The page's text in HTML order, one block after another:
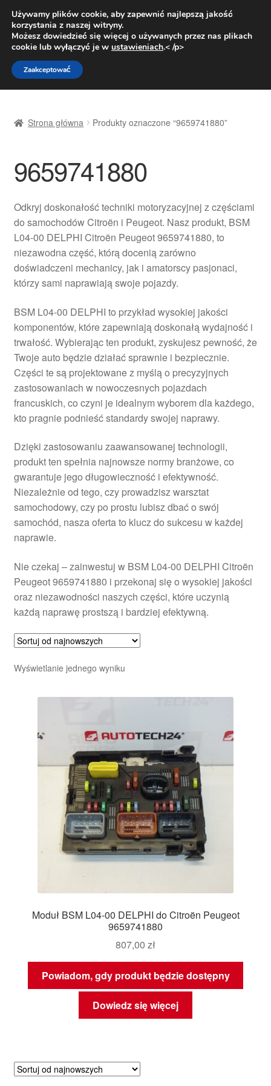
DOSTAWA od 31 zł
Pn.-pt. 9:00-16:00800 003 167
Przejdź
do
nawigacji
Przejdź
do
treści
Dostawa
Dostawa na cały świat
Moje konto
O nas
Płatności
Polityka prywatności
Procedura reklamacyjna
Skarga
Wózek
Zamówienia
Zasady i warunki
Strona główna Produkty oznaczone “9659741880”
9659741880
Odkryj doskonałość techniki motoryzacyjnej z częściami
do samochodów Citroën i Peugeot. Nasz produkt, BSM
L04-00 DELPHI Citroën Peugeot 9659741880, to
niezawodna część, którą docenią zarówno
doświadczeni mechanicy, jak i amatorscy pasjonaci,
którzy sami naprawiają swoje pojazdy.
BSM L04-00 DELPHI to przykład wysokiej jakości
komponentów, które zapewniają doskonałą wydajność i
trwałość. Wybierając ten produkt, zyskujesz pewność, że
Twoje auto będzie działać sprawnie i bezpiecznie.
Części te są projektowane z myślą o precyzyjnych
zastosowaniach w nowoczesnych pojazdach
francuskich, co czyni je idealnym wyborem dla każdego,
kto pragnie podnieść standardy swojej naprawy.
Dzięki zastosowaniu zaawansowanej technologii,
produkt ten spełnia najnowsze normy branżowe, co
gwarantuje jego długowieczność i efektywność.
Niezależnie od tego, czy prowadzisz warsztat
samochodowy, czy po prostu lubisz dbać o swój
samochód, nasza oferta to klucz do sukcesu w każdej
naprawie.
Nie czekaj – zainwestuj w BSM L04-00 DELPHI Citroën
Peugeot 9659741880 i przekonaj się o wysokiej jakości
oraz niezawodności naszych części, które uczynią
każdą naprawę prostszą i bardziej efektywną.
Wyświetlanie jednego wyniku
Moduł BSM L04-00 DELPHI do Citroën Peugeot
9659741880
807,00 zł
Powiadom, gdy produkt będzie dostępny
Dowiedz się więcej
Używamy plików cookie, aby zapewnić najlepszą jakość
korzystania z naszej witryny.
Możesz dowiedzieć się więcej o używanych przez nas plikach
cookie lub wyłączyć je w ustawieniach.< /p>
Zaakceptować